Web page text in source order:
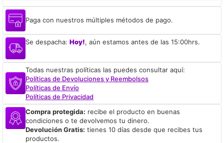
Paga con nuestros múltiples métodos de pago.
Se despacha: Hoy!, aún estamos antes de las 15:00hrs.
Todas nuestras políticas las puedes consultar aquí:
Políticas de Devoluciones y Reembolsos
Políticas de Envío
Políticas de Privacidad
Compra protegida: recibe el producto en buenas
condiciones o te devolvemos tu dinero.
Devolución Gratis: tienes 10 días desde que recibes tus
productos.